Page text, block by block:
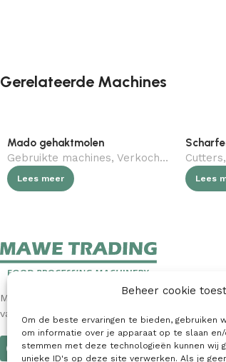
Beheer cookie
Om de beste ervaringen te bieden, gebruiken
om informatie over je apparaat op te slaan
stemmen met deze technologieën kunnen wij
unieke ID's op deze site verwerken. Als je
Gerelateerde Machines
Mado gehaktmolen
Gebruikte machines, Verkocht (gebruikt) ,
Lees meer
Cutters,
Lees
MAWE Trading is een toonaangevende
van nieuwe en gebruikte machines voor de